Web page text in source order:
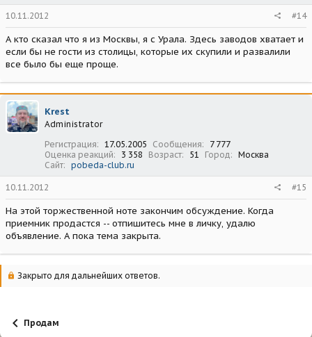
10.11.2012 #14
А кто сказал что я из Москвы, я с Урала. Здесь заводов хватает и
если бы не гости из столицы, которые их скупили и развалили
все было бы еще проще.
Krest
Administrator
Регистрация
17.05.2005 Сообщения
7 777
Оценка реакций
3 358 Возраст 51 Город
Москва
Сайт
pobeda-club.ru
10.11.2012 #15
На этой торжественной ноте закончим обсуждение. Когда
приемник продастся -- отпишитесь мне в личку, удалю
объявление. А пока тема закрыта.
Закрыто для дальнейших ответов.
Продам